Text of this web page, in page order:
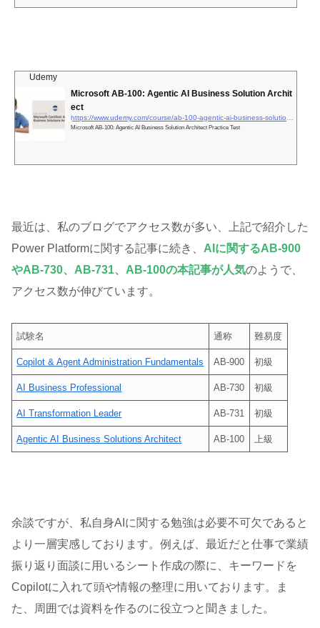
Udemy
Microsoft AB-100: Agentic AI Business Solution Archit
ect
Microsoft AB-100: Agentic AI Business Solution Architect Practice Test
最近は、私のブログでアクセス数が多い、上記で紹介した
Power Platformに関する記事に続き、 AIに関するAB-900
やAB-730、AB-731、AB-100の本記事が人気のようで、
アクセス数が伸びています。
試験名 通称 難易度
Copilot & Agent Administration Fundamentals AB-900 初級
AI Business Professional AB-730 初級
AI Transformation Leader AB-731 初級
Agentic AI Business Solutions Architect AB-100 上級
余談ですが、私自身AIに関する勉強は必要不可欠であると
より一層実感しております。例えば、最近だと仕事で業績
振り返り面談に用いるシート作成の際に、キーワードを
Copilotに入れて頭や情報の整理に用いております。ま
た、周囲では資料を作るのに役立つと聞きました。